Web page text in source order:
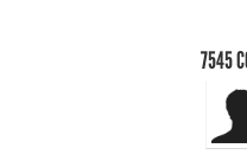
7545